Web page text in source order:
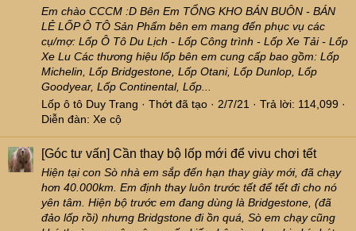
Em chào CCCM :D Bên Em TỔNG KHO BÁN BUÔN - BÁN
LẺ LỐP Ô TÔ Sản Phẩm bên em mang đến phục vụ các
cụ/mợ: Lốp Ô Tô Du Lịch - Lốp Công trình - Lốp Xe Tải - Lốp
Xe Lu Các thương hiệu lốp bên em cung cấp bao gồm: Lốp
Michelin, Lốp Bridgestone, Lốp Otani, Lốp Dunlop, Lốp
Goodyear, Lốp Continental, Lốp...
Lốp ô tô Duy Trang
Thớt đã tạo 2/7/21
Trả lời: 114,099
Diễn đàn: Xe cộ
[Góc tư vấn] Cần thay bộ lốp mới để vivu chơi tết
Hiện tại con Sò nhà em sắp đến hạn thay giày mới, đã chạy
hơn 40.000km. Em định thay luôn trước tết để tết đi cho nó
yên tâm. Hiện bộ trước em đang dùng là Bridgestone, (đã
đảo lốp rồi) nhưng Bridgstone đi ồn quá, Sò em chạy cũng